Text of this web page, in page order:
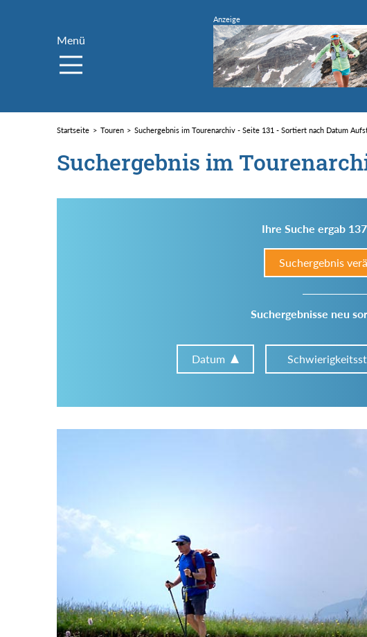
Menü
Startseite Touren Suchergebnis im Tourenarchiv - Seite 131 - Sortiert nach Datum
Suchergebnis im
Ihre Suche ergab
Suchergebnis
Suchergebnisse neu
Datum
Region:
Gebirge:
Art
von